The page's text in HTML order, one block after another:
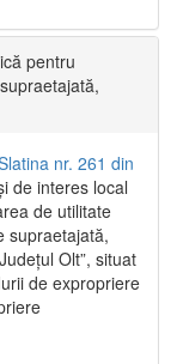
pentru
nr. 261 din
de interes local
de utilitate
supraetajată,
Olt”, situat
de expropriere